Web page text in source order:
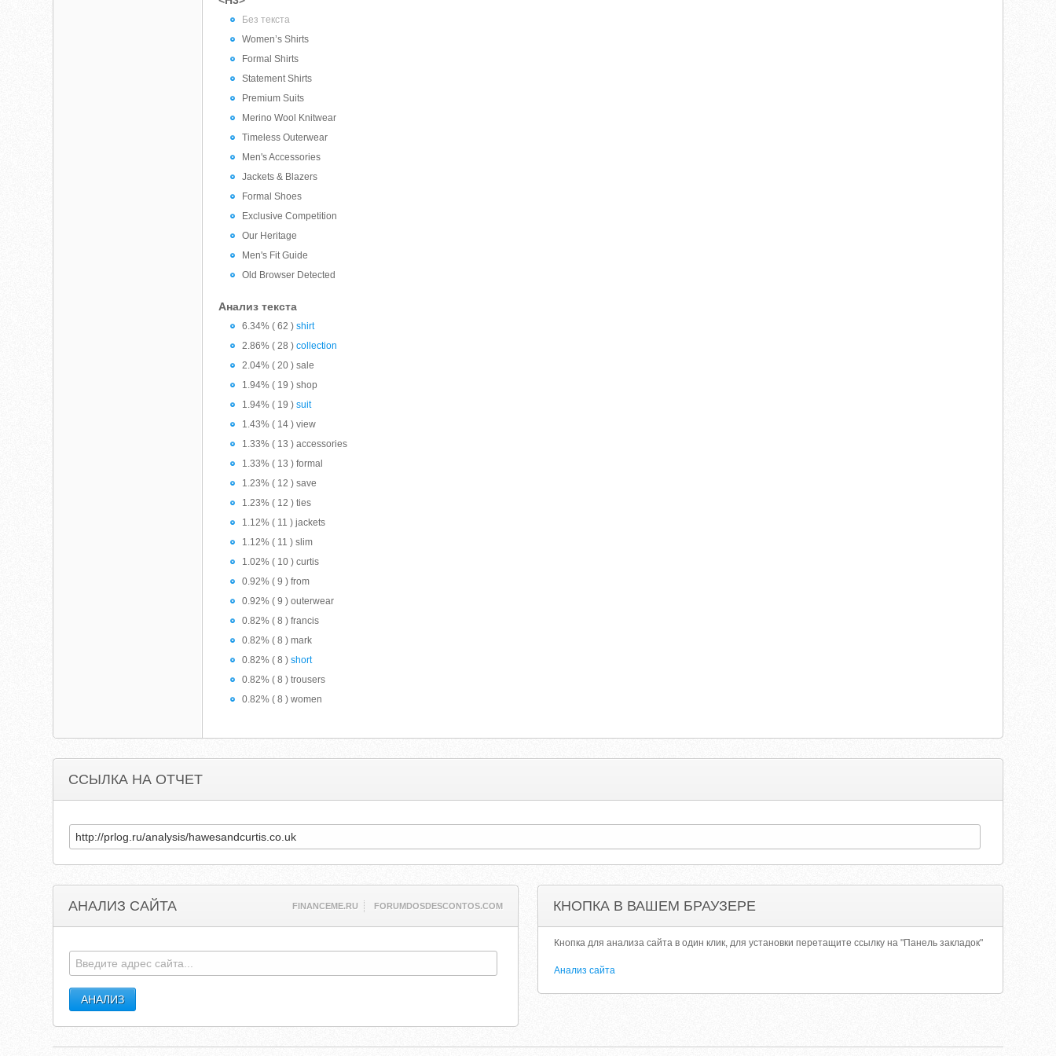
Без текста
Women’s Shirts
Formal Shirts
Statement Shirts
Premium Suits
Merino Wool Knitwear
Timeless Outerwear
Men's Accessories
Jackets & Blazers
Formal Shoes
Exclusive Competition
Our Heritage
Men's Fit Guide
Old Browser Detected
Анализ текста
6.34% ( 62 )shirt
2.86% ( 28 )collection
2.04% ( 20 ) sale
1.94% ( 19 ) shop
1.94% ( 19 )suit
1.43% ( 14 ) view
1.33% ( 13 ) accessories
1.33% ( 13 ) formal
1.23% ( 12 ) save
1.23% ( 12 ) ties
1.12% ( 11 ) jackets
1.12% ( 11 ) slim
1.02% ( 10 ) curtis
0.92% ( 9 ) from
0.92% ( 9 ) outerwear
0.82% ( 8 ) francis
0.82% ( 8 ) mark
0.82% ( 8 )short
0.82% ( 8 ) trousers
0.82% ( 8 ) women
ССЫЛКА НА ОТЧЕТ
АНАЛИЗ САЙТА FINANCEME.RU FORUMDOSDESCONTOS.COM КНОПКА В ВАШЕМ БРАУЗЕРЕ
Кнопка для анализа сайта в один клик, для установки перетащите ссылку на "Панель закладок"
Анализ сайта